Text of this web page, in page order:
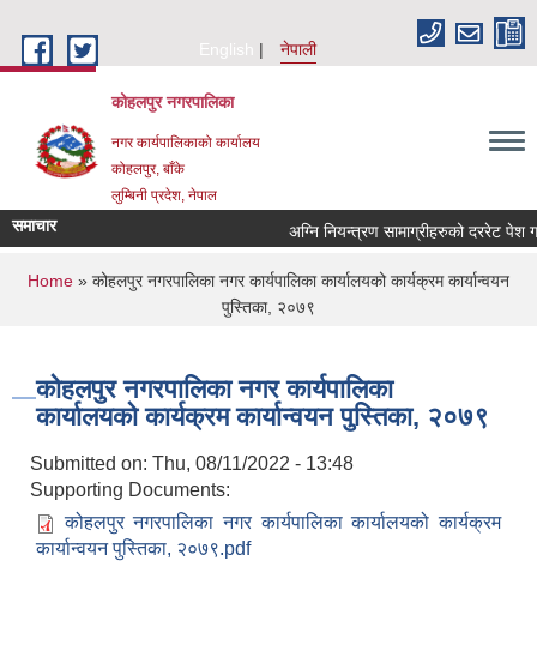
English
नेपाली
कोहलपुर नगरपालिका
नगर कार्यपालिकाको कार्यालय
कोहलपुर, बाँके
लुम्बिनी प्रदेश, नेपाल
समाचार
You are here
Home » कोहलपुर नगरपालिका नगर कार्यपालिका कार्यालयको कार्यक्रम कार्यान्वयन
पुस्तिका, २०७९
कोहलपुर नगरपालिका नगर कार्यपालिका
कार्यालयको कार्यक्रम कार्यान्वयन पुस्तिका, २०७९
Submitted on: Thu, 08/11/2022 - 13:48
Supporting Documents:
कोहलपुर नगरपालिका नगर कार्यपालिका कार्यालयको कार्यक्रम
कार्यान्वयन पुस्तिका, २०७९.pdf